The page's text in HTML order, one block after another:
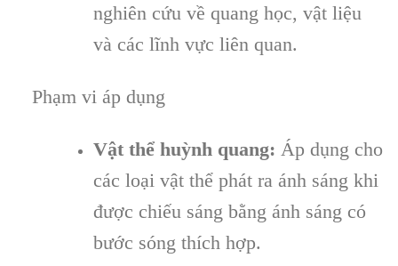
nghiên cứu về quang học, vật liệu
và các lĩnh vực liên quan.
Phạm vi áp dụng
Vật thể huỳnh quang: Áp dụng cho
các loại vật thể phát ra ánh sáng khi
được chiếu sáng bằng ánh sáng có
bước sóng thích hợp.